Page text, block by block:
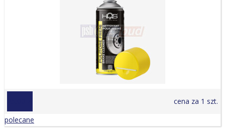
cena za 1 szt.
polecane